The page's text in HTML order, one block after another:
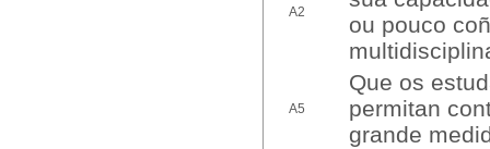
A2
ou pouco
A5
Que os
permitan
grande